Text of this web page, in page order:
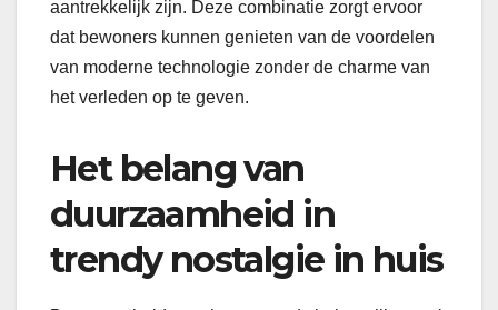
aantrekkelijk zijn. Deze combinatie zorgt ervoor
dat bewoners kunnen genieten van de voordelen
van moderne technologie zonder de charme van
het verleden op te geven.
Het belang van
duurzaamheid in
trendy nostalgie in huis